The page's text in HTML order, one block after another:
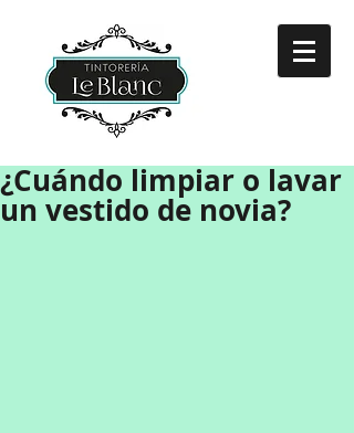
¿Cuándo limpiar o lavar
un vestido de novia?